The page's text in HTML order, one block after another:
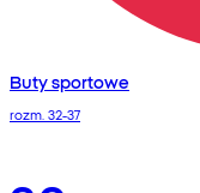
Buty sportowe
rozm. 32-37